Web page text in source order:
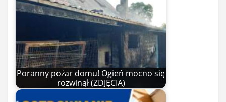
Poranny pożar domu! Ogień mocno się
rozwinął (ZDJĘCIA)